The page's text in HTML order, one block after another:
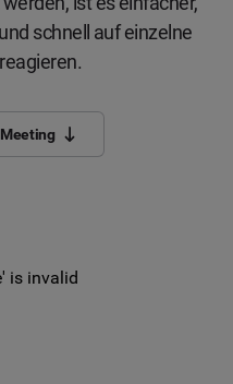
schnell auf einzelne
is invalid